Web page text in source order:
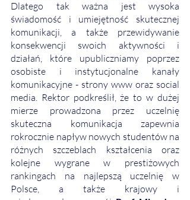
Dlatego tak ważna jest wysoka
świadomość i umiejętność skutecznej
komunikacji, a także przewidywanie
konsekwencji swoich aktywności i
działań, które upubliczniamy poprzez
osobiste i instytucjonalne kanały
komunikacyjne - strony www oraz social
media. Rektor podkreślił, że to w dużej
mierze prowadzona przez uczelnię
skuteczna komunikacja zapewnia
rokrocznie napływ nowych studentów na
różnych szczeblach kształcenia oraz
kolejne wygrane w prestiżowych
rankingach na najlepszą uczelnię w
Polsce, a także krajowy i